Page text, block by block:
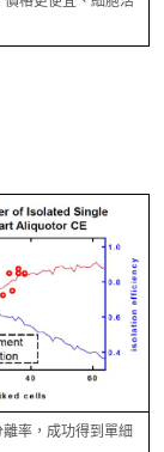
率，成功得到單細